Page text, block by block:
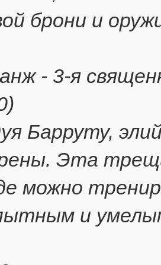
брони и
- 3-я
Барруту,
Эта
можно
и